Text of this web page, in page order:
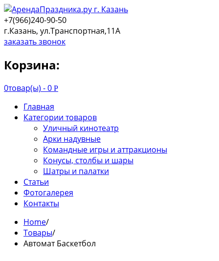
+7(966)240-90-50
г.Казань, ул.Транспортная,11А
заказать звонок
Корзина:
0товар(ы) -0 Р
Главная
Категории товаров
Уличный кинотеатр
Арки надувные
Командные игры и аттракционы
Конусы, столбы и шары
Шатры и палатки
Статьи
Фотогалерея
Контакты
Home/
Товары/
Автомат Баскетбол